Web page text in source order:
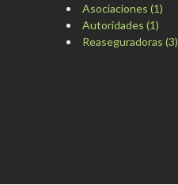
Asociaciones (1)
Autoridades (1)
Reaseguradoras (3)